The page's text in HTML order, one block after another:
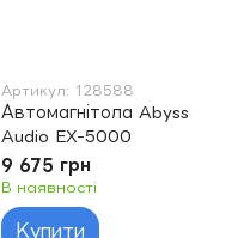
Артикул: 128588
Автомагнітола Abyss
Audio EX-5000
9 675 грн
В наявності
Купити